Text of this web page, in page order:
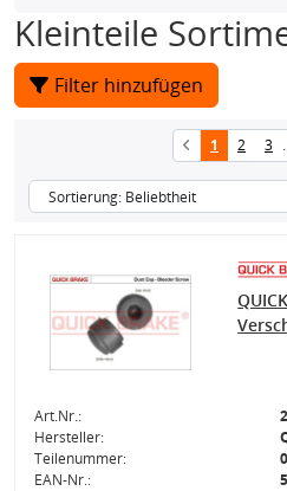
Kleinteile
Filter hinzufügen
1 2 3
Art.Nr.:
Hersteller:
Teilenummer:
EAN-Nr.: